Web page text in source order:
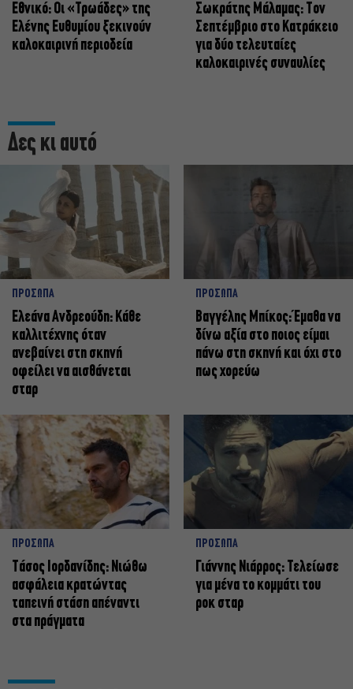
Εθνικό: Οι «Τρωάδες» της
Ελένης Ευθυμίου ξεκινούν
καλοκαιρινή περιοδεία
Σωκράτης Μάλαμας: Τον
Σεπτέμβριο στο Κατράκειο
για δύο τελευταίες
καλοκαιρινές συναυλίες
Δες κι αυτό
ΠΡΟΣΩΠΑ
Ελεάνα Ανδρεούδη: Κάθε
καλλιτέχνης όταν
ανεβαίνει στη σκηνή
οφείλει να αισθάνεται
σταρ
ΠΡΟΣΩΠΑ
Βαγγέλης Μπίκος: Έμαθα να
δίνω αξία στο ποιος είμαι
πάνω στη σκηνή και όχι στο
πως χορεύω
ΠΡΟΣΩΠΑ
Tάσος Ιορδανίδης: Νιώθω
ασφάλεια κρατώντας
ταπεινή στάση απέναντι
στα πράγματα
ΠΡΟΣΩΠΑ
Γιάννης Νιάρρος: Τελείωσε
για μένα το κομμάτι του
ροκ σταρ